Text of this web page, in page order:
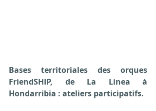
Bases territoriales des orques
FriendSHIP, de La Linea à
Hondarribia : ateliers participatifs.